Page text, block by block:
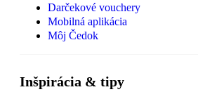
Darčekové vouchery
Mobilná aplikácia
Môj Čedok
Inšpirácia & tipy